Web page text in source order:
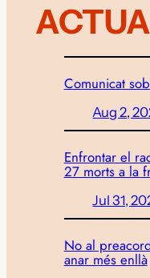
Comunicat
Aug 2,
Enfrontar el
27 morts a la
Jul 31,
No al
anar més enllà